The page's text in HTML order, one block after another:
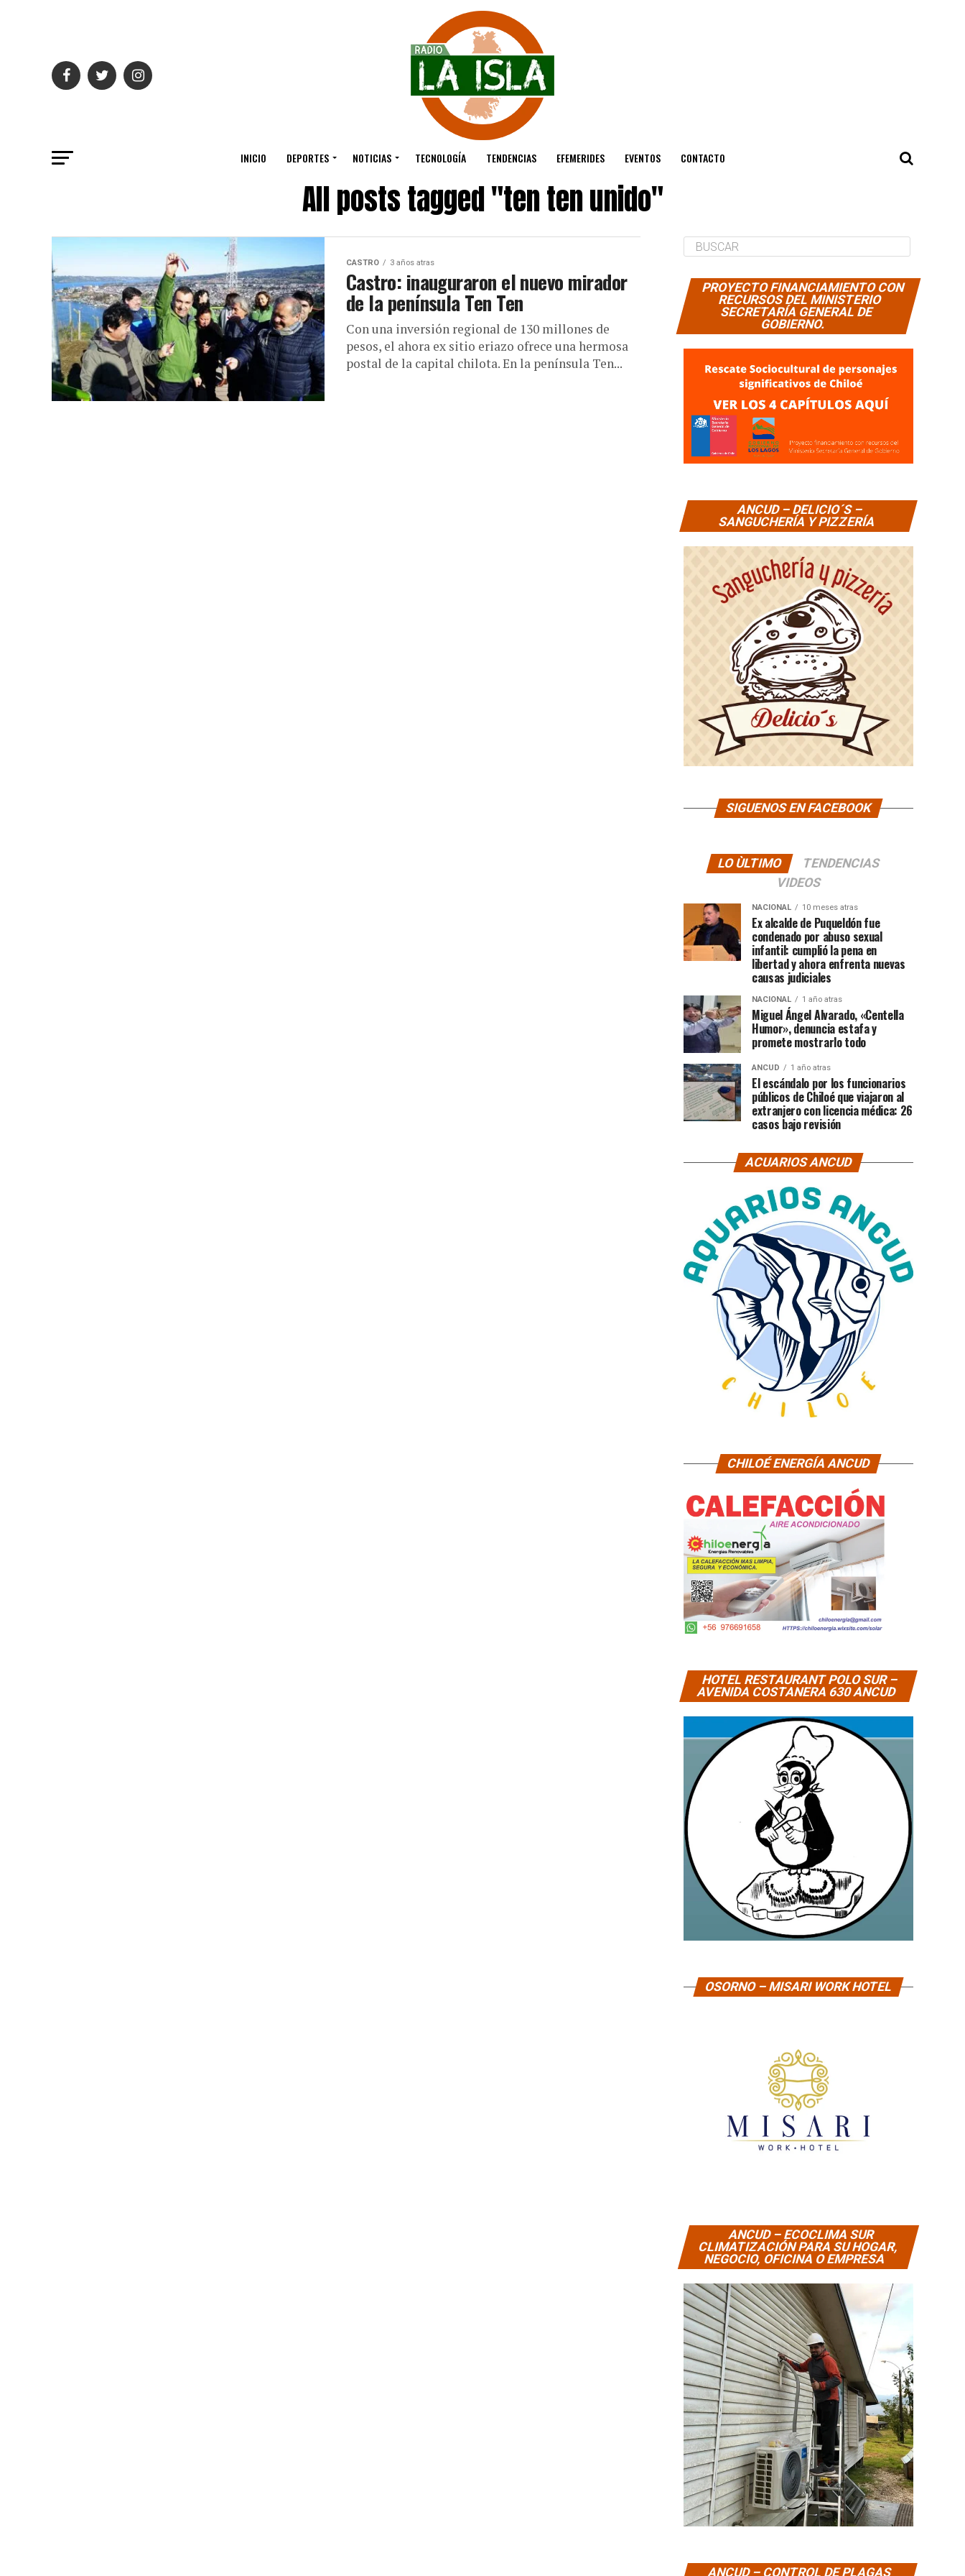
INICIO DEPORTES NOTICIAS TECNOLOGÍA TENDENCIAS EFEMERIDES EVENTOS CONTACTO
All posts tagged "ten ten unido"
CASTRO 3 años atras
Castro: inauguraron el nuevo mirador
de la península Ten Ten
Con una inversión regional de 130 millones de
pesos, el ahora ex sitio eriazo ofrece una hermosa
postal de la capital chilota. En la península Ten...
PROYECTO FINANCIAMIENTO CON
RECURSOS DEL MINISTERIO
SECRETARÍA GENERAL DE
GOBIERNO.
ANCUD – DELICIO´S –
SANGUCHERÍA Y PIZZERÍA
SIGUENOS EN FACEBOOK
LO ÙLTIMO
TENDENCIAS
VIDEOS
NACIONAL 10 meses atras
Ex alcalde de Puqueldón fue
condenado por abuso sexual
infantil: cumplió la pena en
libertad y ahora enfrenta nuevas
causas judiciales
NACIONAL 1 año atras
Miguel Ángel Alvarado, «Centella
Humor», denuncia estafa y
promete mostrarlo todo
ANCUD 1 año atras
El escándalo por los funcionarios
públicos de Chiloé que viajaron al
extranjero con licencia médica: 26
casos bajo revisión
ACUARIOS ANCUD
CHILOÉ ENERGÍA ANCUD
HOTEL RESTAURANT POLO SUR –
AVENIDA COSTANERA 630 ANCUD
OSORNO – MISARI WORK HOTEL
ANCUD – ECOCLIMA SUR
CLIMATIZACIÓN PARA SU HOGAR,
NEGOCIO, OFICINA O EMPRESA
ANCUD – CONTROL DE PLAGAS